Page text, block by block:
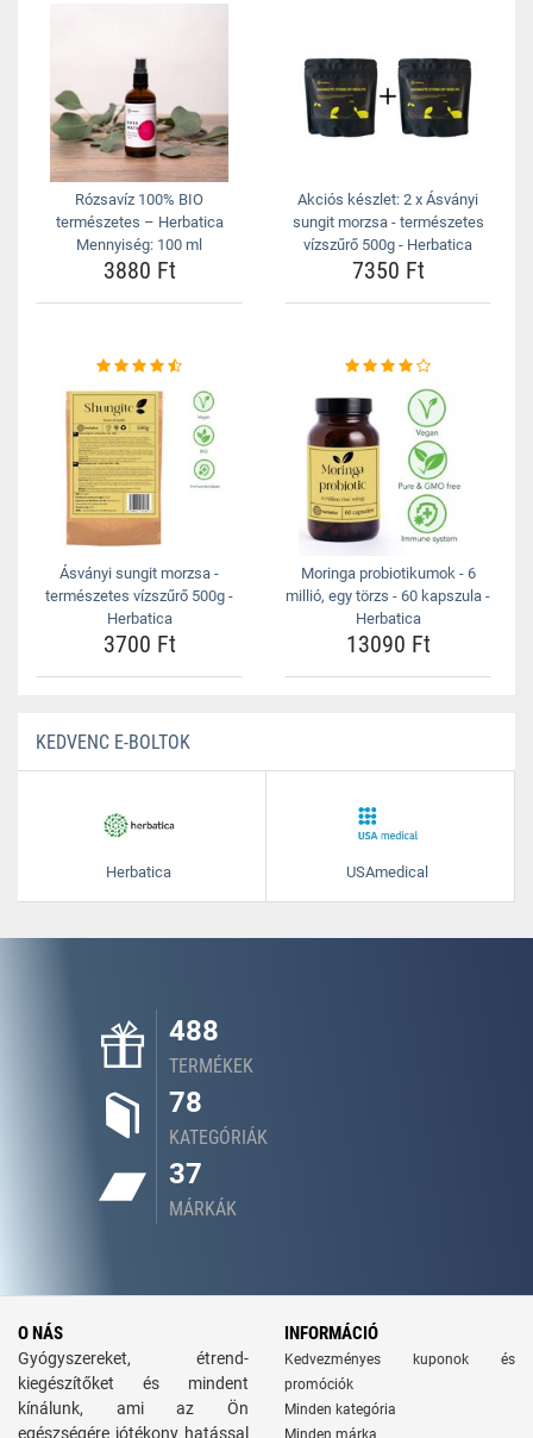
Rózsavíz 100% BIO
természetes – Herbatica
Mennyiség: 100 ml
3880 Ft
Akciós készlet: 2 x Ásványi
sungit morzsa - természetes
vízszűrő 500g - Herbatica
7350 Ft
Ásványi sungit morzsa -
természetes vízszűrő 500g -
Herbatica
3700 Ft
Moringa probiotikumok - 6
millió, egy törzs - 60 kapszula -
Herbatica
13090 Ft
KEDVENC E-BOLTOK
Herbatica USAmedical
488
TERMÉKEK
78
KATEGÓRIÁK
37
MÁRKÁK
O NÁS
Gyógyszereket, étrend-
kiegészítőket és mindent
kínálunk, ami az Ön
egészségére jótékony hatással
INFORMÁCIÓ
Kedvezményes kuponok és
promóciók
Minden kategória
Minden márka